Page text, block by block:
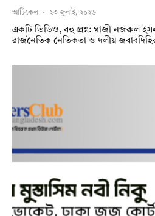
আর্টিকেল · ২৩ জুলাই, ২০২৬
একটি ভিডিও, বহু প্রশ্ন: গাজী নজরুল
রাজনৈতিক নৈতিকতা ও দলীয়